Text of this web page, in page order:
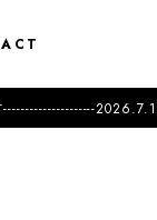
2026.7.17 (Fri)